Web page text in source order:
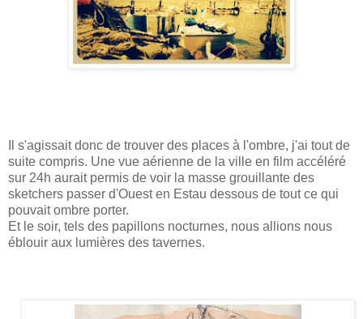
Il s'agissait donc de trouver des places à l'ombre, j'ai tout de
suite compris. Une vue aérienne de la ville en film accéléré
sur 24h aurait permis de voir la masse grouillante des
sketchers passer d'Ouest en Estau dessous de tout ce qui
pouvait ombre porter.
Et le soir, tels des papillons nocturnes, nous allions nous
éblouir aux lumières des tavernes.